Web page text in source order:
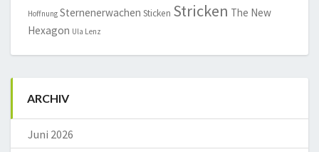
Hoffnung Sternenerwachen Sticken Stricken The New
Hexagon Ula Lenz
ARCHIV
Juni 2026